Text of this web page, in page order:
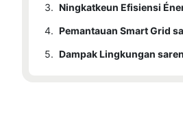
3. Ningkatkeun Efisiensi
4. Pemantauan Smart Grid
5. Dampak Lingkungan